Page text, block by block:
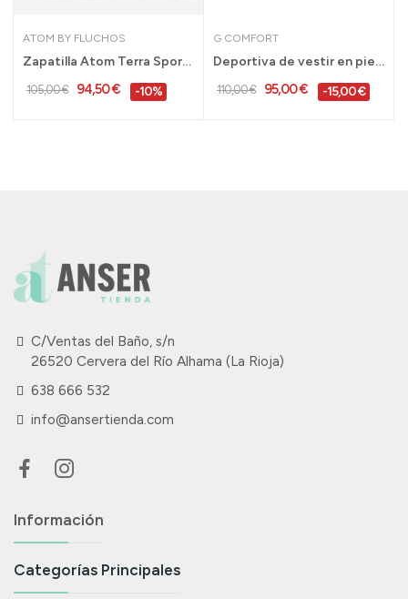
ATOM BY FLUCHOS
Zapatilla Atom Terra Sport Style Free Ride para...
105,00 € 94,50 € -10%
G COMFORT
Deportiva de vestir en piel y tejido horma...
110,00 € 95,00 € -15,00 €
C/Ventas del Baño, s/n
26520 Cervera del Río Alhama (La Rioja)
638 666 532
info@ansertienda.com
Información
Categorías Principales